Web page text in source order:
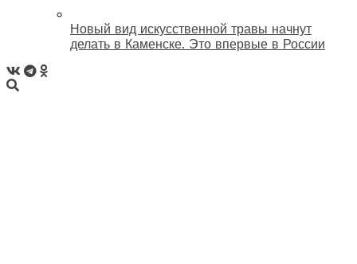
Новый вид искусственной травы начнут
делать в Каменске. Это впервые в России